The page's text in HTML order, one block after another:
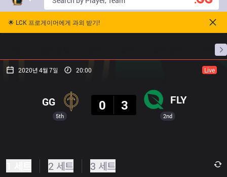
🌟 LCK 프로게이머에게 과외 받기!
프로빌
2020년 4월 7일 20:00 Live
5th
GG
0
3 FLY
2nd
2 세트 3 세트